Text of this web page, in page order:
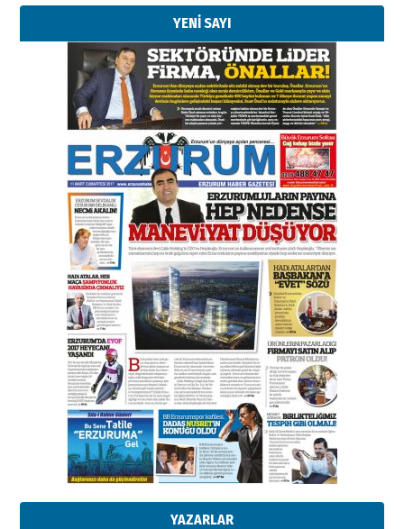
YENİ SAYI
YAZARLAR
Kenan GÜLERCİ
Murat Şahsuvaroğlu ERKON’da
çıtayı yukarı taşırken,
yönetimdekiler aşağı
çekmemeli!
17 Şubat 2026 SalıOrhan BOZKURT
Bir fotoğraf, bir şehir, bir
gazeteci… Dizginler kimin
elinde?
31 Mart 2026 Salı
A. Berhan Yılmaz
BİR BÖLÜM DEĞİL, BİR ÖMÜR
SEÇİYORSUNUZ… “NEDEN
ATATÜRK ÜNİVERSİTESİ?”
28 Temmuz 2026 Salı
Ahmet Gökhan YAZICI
Ahmed Yesevi’den bir Alperen…
”Reisimiz” idi… Hakka yürüdü.!
26 Mart 2026 Perşembe
Cem Bakırcı
Ardında bıraktığı hatıralarıyla
gönül adamı Faruk Terzioğlu!
13 Mayıs 2026 Çarşamba
Esat BİNDESEN
Başkan Sekmen’den Erzurum’a
02 Ağustos 2026 Pazar